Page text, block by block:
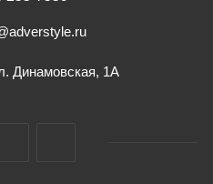
Динамовская, 1А